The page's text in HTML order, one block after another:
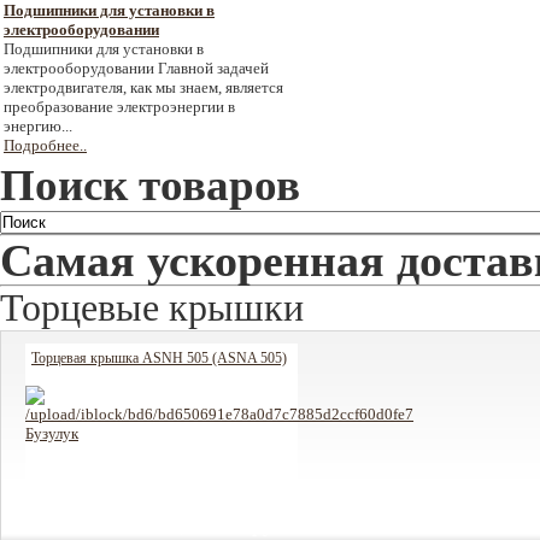
Подшипники для установки в
электрооборудовании
Подшипники для установки в
электрооборудовании Главной задачей
электродвигателя, как мы знаем, является
преобразование электроэнергии в
энергию...
Подробнее..
Поиск товаров
Самая ускоренная
Торцевые крышки
Торцевая крышка ASNH 505 (ASNA 505)